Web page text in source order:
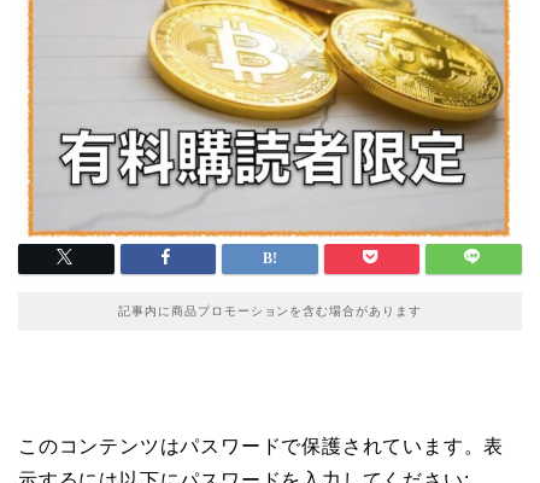
記事内に商品プロモーションを含む場合があります
このコンテンツはパスワードで保護されています。表